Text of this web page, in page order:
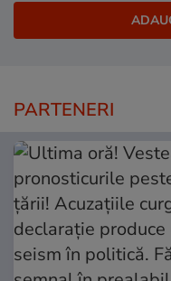
PARTENERI